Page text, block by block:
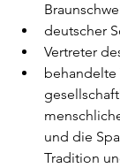
deutscher
Vertreter
behandelte
und die
Tradition